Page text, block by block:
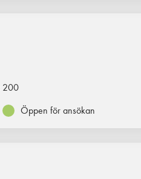
200
Öppen för ansökan